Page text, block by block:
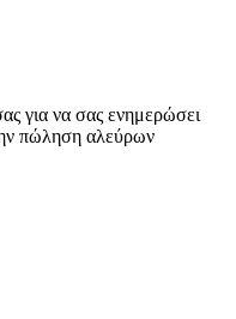
για να σας ενημερώσει
πώληση αλεύρων